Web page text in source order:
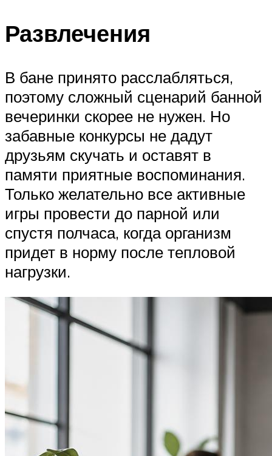
Развлечения
В бане принято расслабляться,
поэтому сложный сценарий банной
вечеринки скорее не нужен. Но
забавные конкурсы не дадут
друзьям скучать и оставят в
памяти приятные воспоминания.
Только желательно все активные
игры провести до парной или
спустя полчаса, когда организм
придет в норму после тепловой
нагрузки.